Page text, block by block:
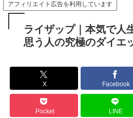
アフィリエイト広告を利用しています
ライザップ｜本気で人
思う人の究極のダイエ
X Facebook
Pocket LINE